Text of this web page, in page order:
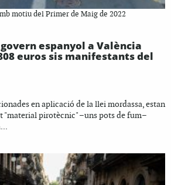
motiu del Primer de Maig de 2022
espanyol a València
euros sis manifestants del
en aplicació de la llei mordassa, estan
"material pirotècnic" –uns pots de fum–